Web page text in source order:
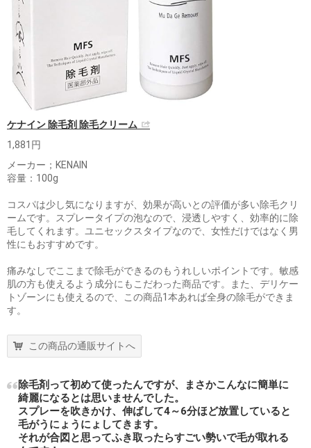
ケナイン 除毛剤 除毛クリーム
1,881円
メーカー；KENAIN
容量：100g
コスパは少し気になりますが、効果が高いとの評価が多い除毛クリ
ームです。スプレータイプの泡なので、浸透しやすく、効率的に除
毛してくれます。ユニセックスタイプなので、女性だけではなく男
性にもおすすめです。
痛みなしでここまで除毛ができるのもうれしいポイントです。敏感
肌の方も使えるよう成分にもこだわった商品です。また、デリケー
トゾーンにも使えるので、この商品1本あれば全身の除毛ができま
す。
この商品の通販サイトへ
除毛剤って初めて使ったんですが、まさかこんなに簡単に
綺麗になるとは思いませんでした。
スプレーを吹きかけ、伸ばして4～6分ほど放置していると
毛がうにょうにょしてきます。
それが合図と思ってふき取ったらすごい勢いで毛が取れる